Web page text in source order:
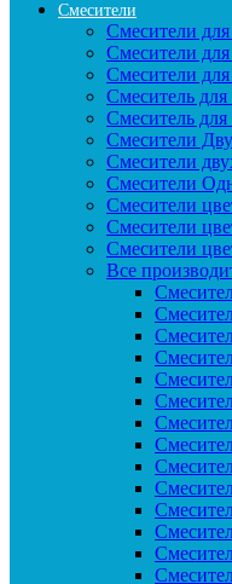
Смесители
Смесители
Смесители
Смесители
Смеситель
Смеситель
Смесители
Смесители
Смесители
Смесители
Смесители
Смесители
Все